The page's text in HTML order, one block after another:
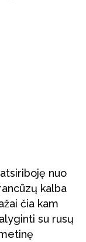
nuo
kalba
čia kam
su rusų